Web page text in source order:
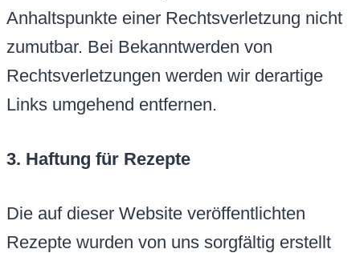
Anhaltspunkte einer Rechtsverletzung nicht
zumutbar. Bei Bekanntwerden von
Rechtsverletzungen werden wir derartige
Links umgehend entfernen.
3. Haftung für Rezepte
Die auf dieser Website veröffentlichten
Rezepte wurden von uns sorgfältig erstellt